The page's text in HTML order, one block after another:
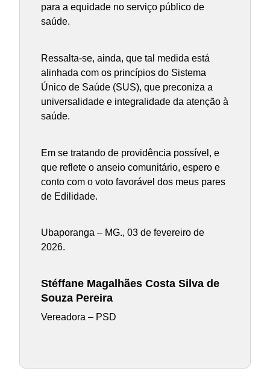
para a equidade no serviço público de
saúde.
Ressalta-se, ainda, que tal medida está
alinhada com os princípios do Sistema
Único de Saúde (SUS), que preconiza a
universalidade e integralidade da atenção à
saúde.
Em se tratando de providência possível, e
que reflete o anseio comunitário, espero e
conto com o voto favorável dos meus pares
de Edilidade.
Ubaporanga – MG., 03 de fevereiro de
2026.
Stéffane Magalhães Costa Silva de
Souza Pereira
Vereadora – PSD